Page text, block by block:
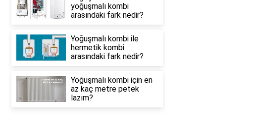
yoğuşmalı kombi
arasındaki fark nedir?
Yoğuşmalı kombi ile
hermetik kombi
arasındaki fark nedir?
Yoğuşmalı kombi için en
az kaç metre petek
lazım?